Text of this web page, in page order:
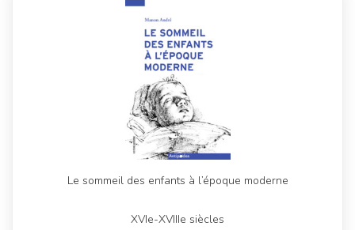
Le sommeil des enfants à l’époque moderne
XVIe-XVIIIe siècles